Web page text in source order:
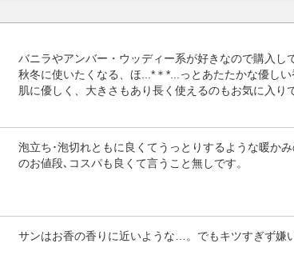
バニラやアンバー・ウッディー系が好きなので購入し
秋冬に使いたくなる、ほ...*＊*...っとあたたかな優しい
肌に優しく、大きさもあり長く使えるのもお気に入り
泡立ち･泡切れともに良くてうっとりするような暖か
のお値段､コスパも良くて言うこと無しです。
サンはお香の香りに近いような…。でもキツすぎず嫌